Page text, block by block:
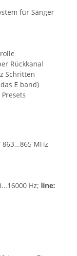
für Sänger
Rückkanal
Schritten
E band)
MHz
Hz; line: